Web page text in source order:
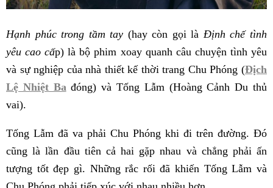
Hạnh phúc trong tầm tay (hay còn gọi là Định chế tình
yêu cao cấp) là bộ phim xoay quanh câu chuyện tình yêu
và sự nghiệp của nhà thiết kế thời trang Chu Phóng (Địch
Lệ Nhiệt Bađóng) và Tống Lẫm (Hoàng Cảnh Du thủ
vai).
Tống Lẫm đã va phải Chu Phóng khi đi trên đường. Đó
cũng là lần đầu tiên cả hai gặp nhau và chẳng phải ấn
tượng tốt đẹp gì. Những rắc rối đã khiến Tống Lẫm và